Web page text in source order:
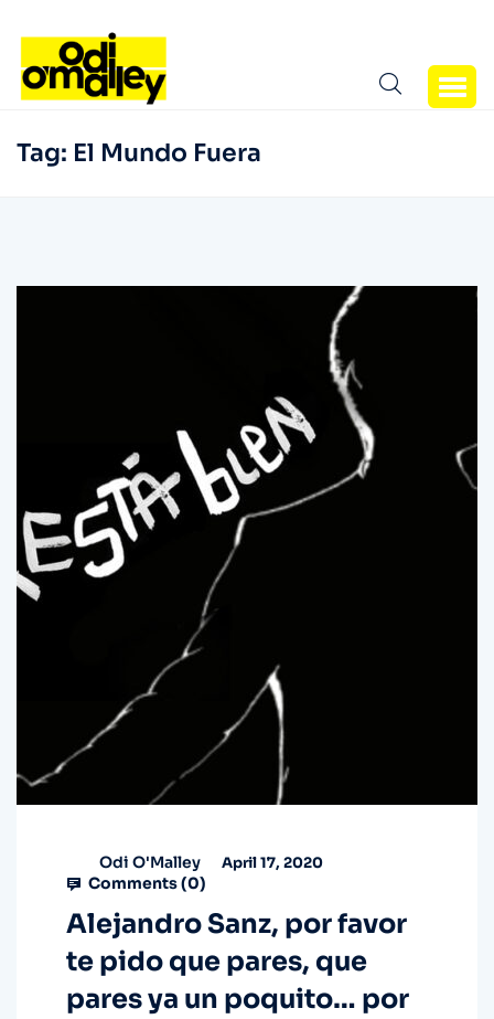
Tag: El Mundo Fuera
Odi O'Malley April 17, 2020
Comments (0)
Alejandro Sanz, por favor
te pido que pares, que
pares ya un poquito… por